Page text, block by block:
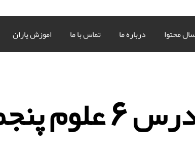
محتوا درباره ما تماس با ما اموزش یاران
پنجم